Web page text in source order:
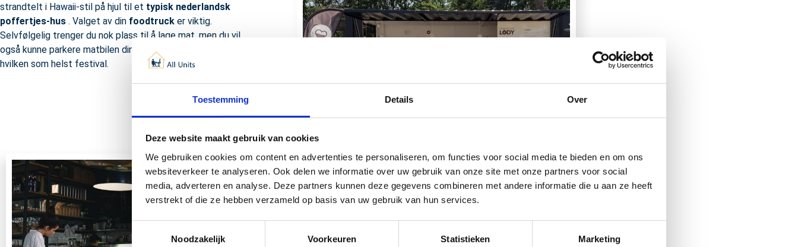
Toestemming Details Over
Deze website maakt gebruik van cookies
We gebruiken cookies om content en advertenties te personaliseren, om functies voor social media te bieden en om ons
websiteverkeer te analyseren. Ook delen we informatie over uw gebruik van onze site met onze partners voor social
media, adverteren en analyse. Deze partners kunnen deze gegevens combineren met andere informatie die u aan ze heeft
verstrekt of die ze hebben verzameld op basis van uw gebruik van hun services.
Noodzakelijk
Voorkeuren Statistieken Marketing
strandtelt i Hawaii-stil på hjul til et typisk nederlandsk
poffertjes-hus . Valget av din foodtruck er viktig.
Selvfølgelig trenger du nok plass til å lage mat, men du vil
også kunne parkere matbilen din enkelt hvor som
hvilken som helst festival.
Det beste av det beste
Med en All Unitsfoodtrucker utvalget stort! Du kan
som et motorisert kjøretøy eller som tilhenger. Du kan også